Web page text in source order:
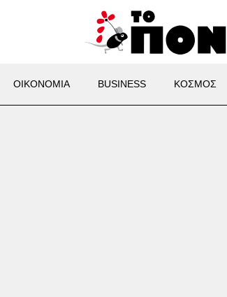
ΟΙΚΟΝΟΜΙΑ BUSINESS ΚΟΣΜΟΣ